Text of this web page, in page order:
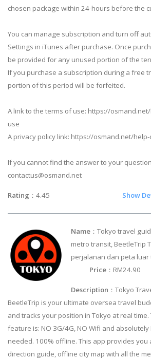
chosen package within 24-hours before the
You can manage subscription and turn off
Settings in iTunes after purchase. Once
be provided for any unused portion of the
If you purchase a subscription during a free
portion of this period will be forfeited.
A link to the terms of use: https://
use
A privacy policy link: https://osmand.net/
If you cannot find the answer to your
contactus@osmand.net
Rating ：4.45 Show
Name ：Tokyo travel
metro transit, BeetleTrip
perjalanan dan
Price ：RM24.90
Description ：Tokyo
BeetleTrip is your ultimate oversea travel
and tracks your position in Tokyo at real
feature is: NO 3G/4G, NO Wifi and absolutely
needed. 100% offline. This app provides
direction guide, offline city map with all the